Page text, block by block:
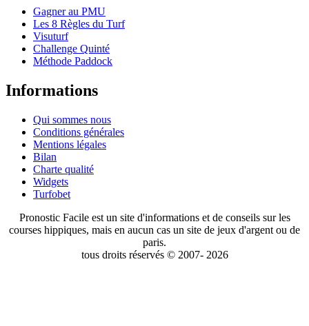
Gagner au PMU
Les 8 Règles du Turf
Visuturf
Challenge Quinté
Méthode Paddock
Informations
Qui sommes nous
Conditions générales
Mentions légales
Bilan
Charte qualité
Widgets
Turfobet
Pronostic Facile est un site d'informations et de conseils sur les
courses hippiques, mais en aucun cas un site de jeux d'argent ou de
paris.
tous droits réservés © 2007- 2026